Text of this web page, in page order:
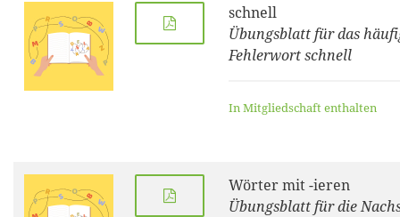
schnell
Übungsblatt für das
Fehlerwort schnell
In Mitgliedschaft enthalten
Wörter mit -ieren
Übungsblatt für die